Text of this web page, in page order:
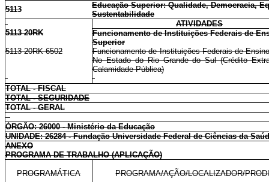
5113
Educação Superior: Qualidade, Democracia,
Sustentabilidade
ATIVIDADES
5113 20RK
Funcionamento de Instituições Federais de
Superior
5113 20RK 6502
Funcionamento de Instituições Federais de
No Estado do Rio Grande do Sul (Crédito
Calamidade Pública)
TOTAL - FISCAL
TOTAL - SEGURIDADE
TOTAL - GERAL
ÓRGÃO: 26000 - Ministério da Educação
UNIDADE: 26284 - Fundação Universidade Federal de Ciências da
ANEXO
PROGRAMA DE TRABALHO (APLICAÇÃO)
PROGRAMÁTICA PROGRAMA/AÇÃO/LOCALIZADOR/